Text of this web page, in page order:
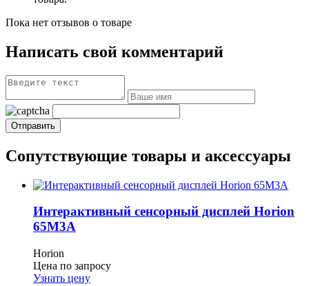
Пока нет отзывов о товаре
Написать свой комментарий
Сопутствующие товары и аксессуары
Интерактивный сенсорный дисплей Horion
65M3A
Horion
Цена по запросу
Узнать цену